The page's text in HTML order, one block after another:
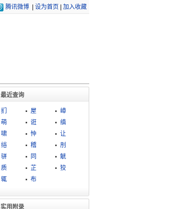
腾讯微博 设为首页 加入收藏
最近查询
扪 屋
嶂
萌
诳
缜
啸
忡
让
绤
稽
刖
骈
同
觥
质
芷
狡
辄
布
实用附录